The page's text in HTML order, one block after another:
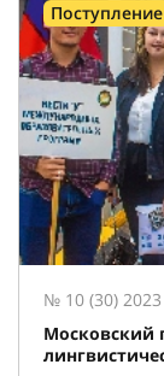
Поступление
№ 10 (30) 2023
Московский